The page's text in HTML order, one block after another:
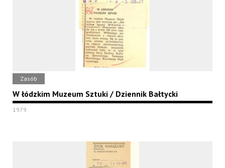
Zasób
W łódzkim Muzeum Sztuki / Dziennik Bałtycki
1979